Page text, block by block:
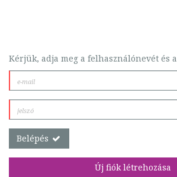
Kérjük, adja meg a felhasználónevét és
Belépés
Új fiók létrehozása